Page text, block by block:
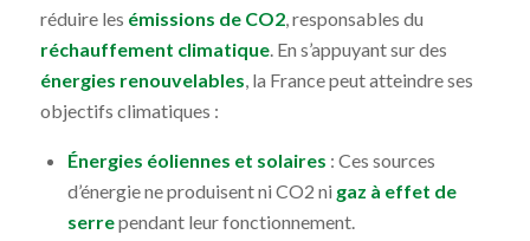
réduire les émissions de CO2, responsables du
réchauffement climatique. En s’appuyant sur des
énergies renouvelables , la France peut atteindre ses
objectifs climatiques :
Énergies éoliennes et solaires : Ces sources
d’énergie ne produisent ni CO2 ni gaz à effet de
serrependant leur fonctionnement.